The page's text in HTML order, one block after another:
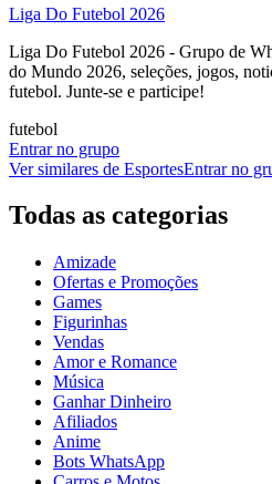
Liga Do Futebol 2026
Liga Do Futebol 2026 - Grupo de
do Mundo 2026, seleções, jogos,
futebol. Junte-se e participe!
futebol
Entrar no grupo
Ver similares de EsportesEntrar no
Todas as categorias
Amizade
Ofertas e Promoções
Games
Figurinhas
Vendas
Amor e Romance
Música
Ganhar Dinheiro
Afiliados
Anime
Bots WhatsApp